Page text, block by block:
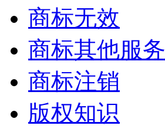
商标无效
商标其他服务
商标注销
版权知识